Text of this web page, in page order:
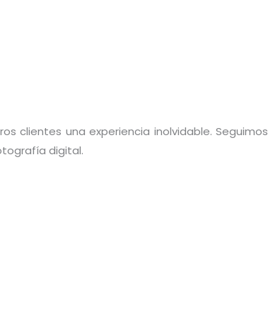
clientes una experiencia inolvidable. Seguimos
digital.